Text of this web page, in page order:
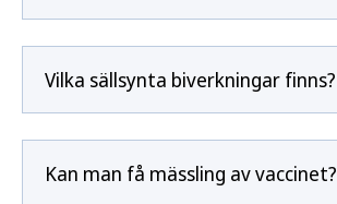
Vilka sällsynta biverkningar finns?
Kan man få mässling av vaccinet?